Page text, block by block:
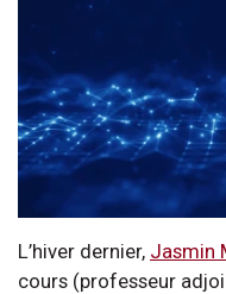
L’hiver dernier, Jasmin
cours (professeur